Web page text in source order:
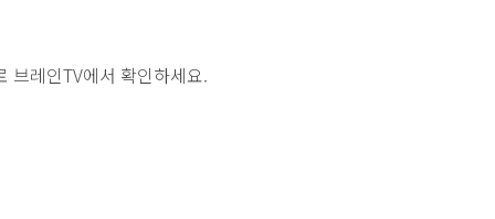
브레인TV에서 확인하세요.